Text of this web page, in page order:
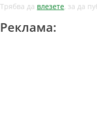
Трябва да влезете, за да
Реклама: